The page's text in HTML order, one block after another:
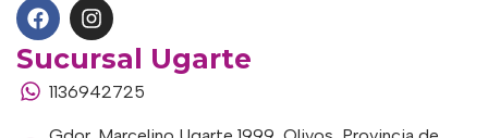
Sucursal Ugarte
1136942725